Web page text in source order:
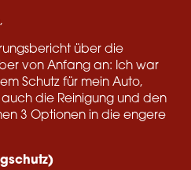
über die
von Anfang an: Ich war
Schutz für mein Auto,
die Reinigung und den
3 Optionen in die engere